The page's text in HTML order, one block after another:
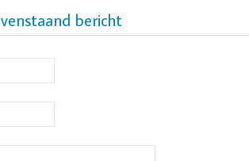
bericht